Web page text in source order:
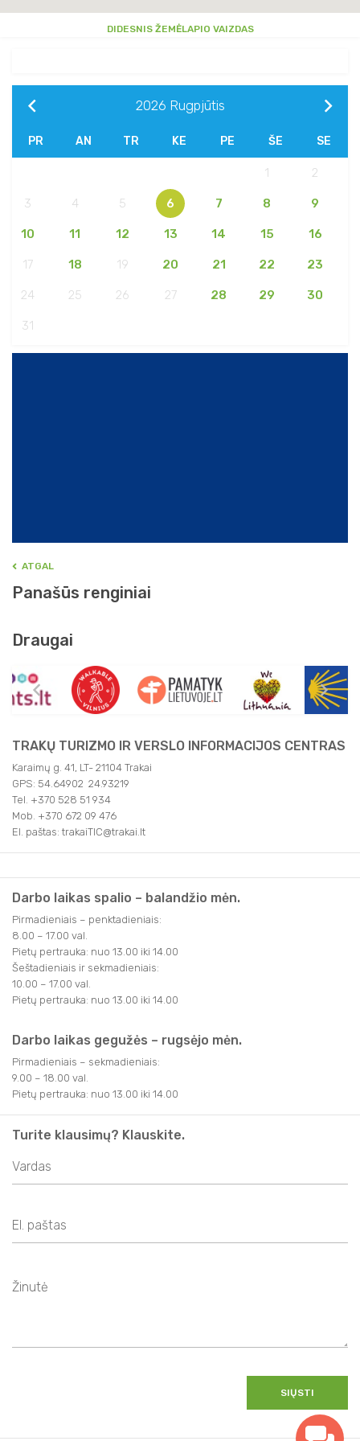
DIDESNIS ŽEMĖLAPIO VAIZDAS
2026 Rugpjūtis
PR AN TR KE PE ŠE SE
1 2
3 4 5 6 7 8 9
10 11 12 13 14 15 16
17 18 19 20 21 22 23
24 25 26 27 28 29 30
31
ATGAL
Panašūs renginiai
Draugai
TRAKŲ TURIZMO IR VERSLO INFORMACIJOS CENTRAS
Karaimų g. 41, LT- 21104 Trakai
GPS: 54.64902 24.93219
Tel. +370 528 51 934
Mob. +370 672 09 476
El. paštas: trakaiTIC@trakai.lt
Darbo laikas spalio – balandžio mėn.
Pirmadieniais – penktadieniais:
8.00 – 17.00 val.
Pietų pertrauka: nuo 13.00 iki 14.00
Šeštadieniais ir sekmadieniais:
10.00 – 17.00 val.
Pietų pertrauka: nuo 13.00 iki 14.00
Darbo laikas gegužės – rugsėjo mėn.
Pirmadieniais – sekmadieniais:
9.00 – 18.00 val.
Pietų pertrauka: nuo 13.00 iki 14.00
Turite klausimų? Klauskite.